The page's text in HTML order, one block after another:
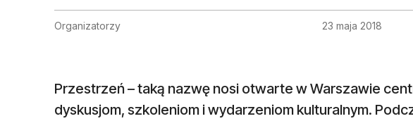
Organizatorzy 23 maja 2018
Przestrzeń – taką nazwę nosi otwarte w Warszawie
dyskusjom, szkoleniom i wydarzeniom kulturalnym.